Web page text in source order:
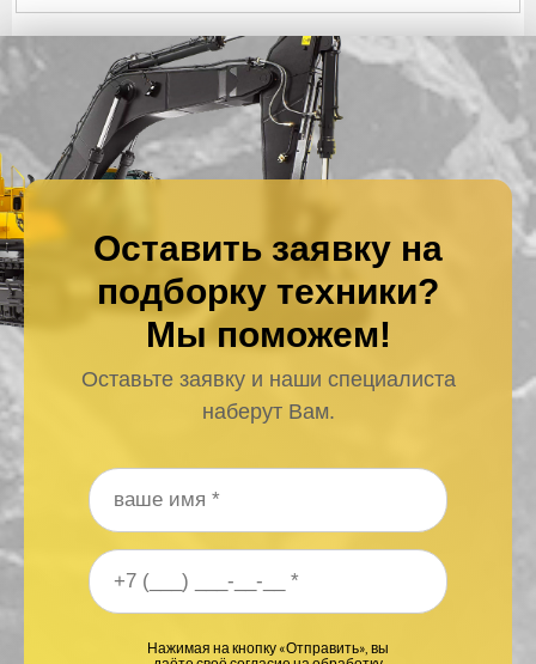
Оставить заявку на
подборку техники?
Мы поможем!
Оставьте заявку и наши специалиста
наберут Вам.
Ваше имя*
Ваш номер телефона*
Нажимая на кнопку «Отправить», вы